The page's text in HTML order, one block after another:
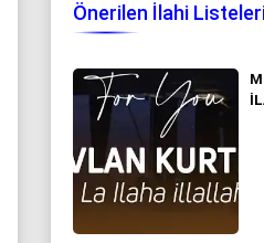
Önerilen İlahi